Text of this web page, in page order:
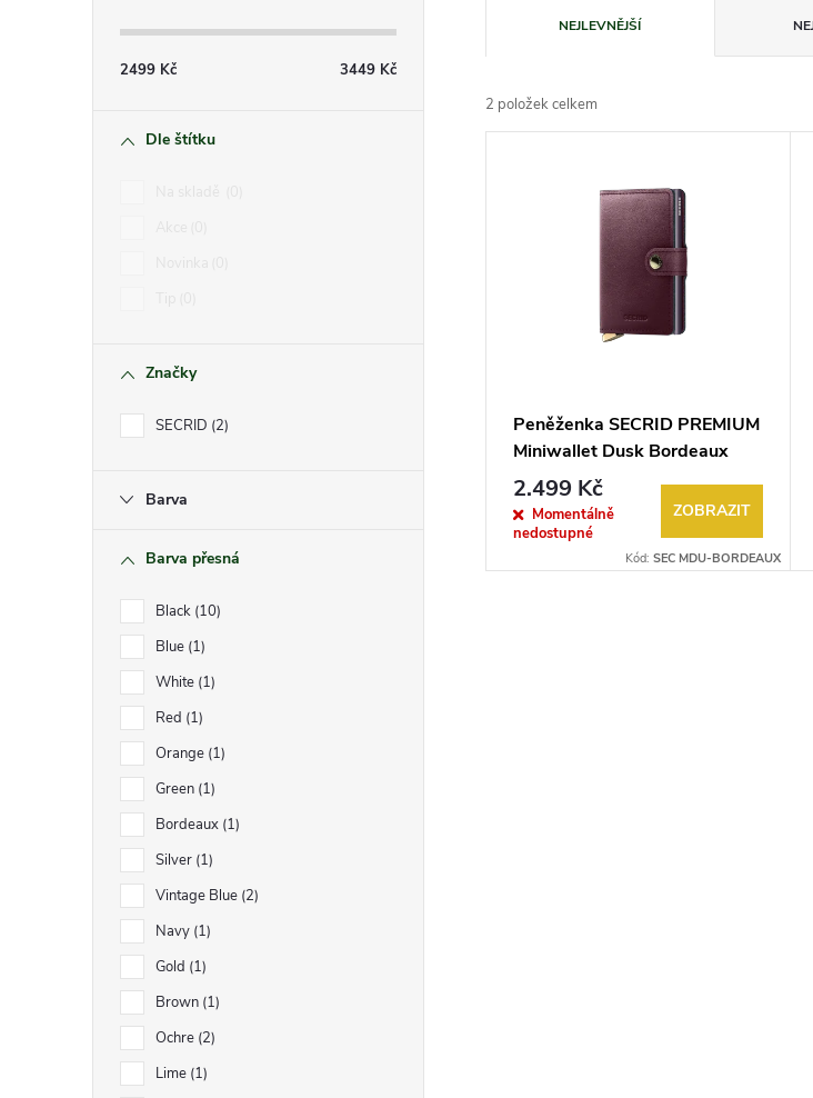
2499 Kč 3449 Kč
Dle štítku
Značky
SECRID 2
Barva
Barva přesná
Black 10
Blue 1
White 1
Red 1
Orange 1
Green 1
Bordeaux 1
Silver 1
Vintage Blue 2
Navy 1
Gold 1
Brown 1
Ochre 2
Lime 1
a
z
u
NEJLEVNĚJŠÍ
2 položek celkem
Peněženka SECRID PREMIUM
Miniwallet Dusk Bordeaux
2.499 Kč
Momentálně
nedostupné
ZOBRAZIT
Kód:SEC MDU-BORDEAUX